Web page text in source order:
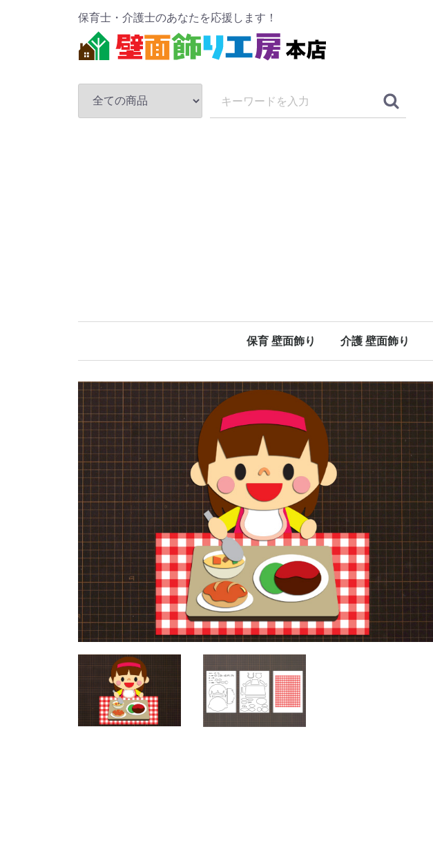
保育士・介護士のあなたを応援します！
保育 壁面飾り 介護 壁面飾り